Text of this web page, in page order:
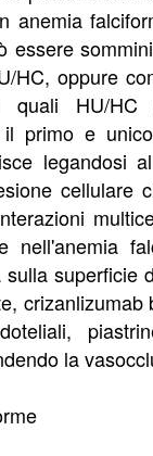
anemia
essere
HC, oppure
quali HU/HC
primo e
legandosi
cellulare
nell'anemia
superficie
crizanlizumab
la